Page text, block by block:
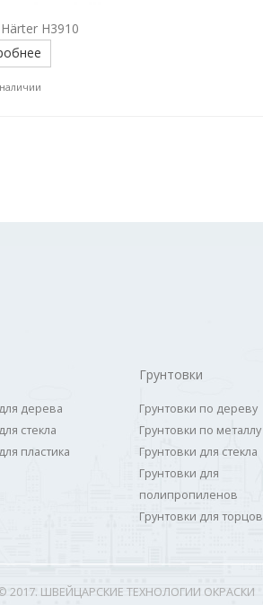
H3910
дерева
стекла
пластика
Грунтовки
Грунтовки по дереву
Грунтовки по металлу
Грунтовки для стекла
Грунтовки для
полипропиленов
Грунтовки для торцов
2017. ШВЕЙЦАРСКИЕ ТЕХНОЛОГИИ ОКРАСКИ